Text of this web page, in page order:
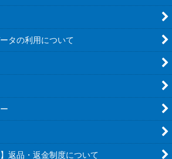
タの利用について
返品・返金制度について